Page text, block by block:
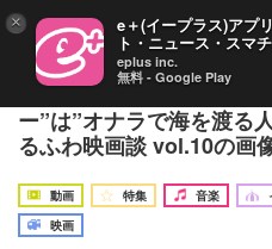
『スイス・アーミー・マ
ー”は”オナラで海を渡
るふわ映画談 vol.10の画
動画
特集 音楽
映画
× e＋(イープラス)アプ
ト・ニュース・スマ
eplus inc.
無料 - Google Play